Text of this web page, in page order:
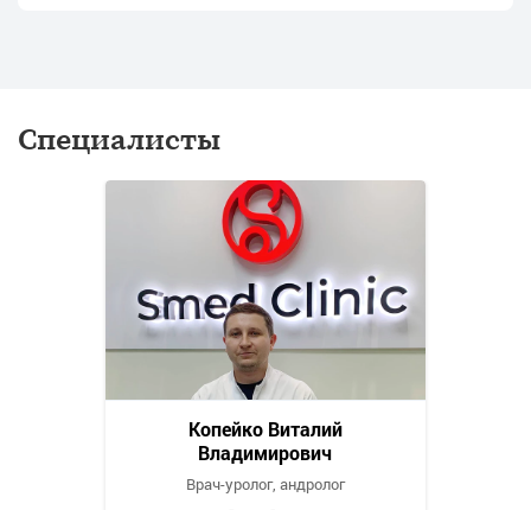
Специалисты
Копейко Виталий
Владимирович
Врач-уролог, андролог